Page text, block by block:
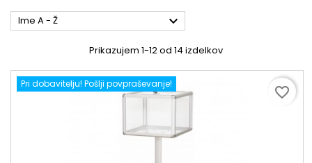
Ime A - Ž 
Prikazujem 1-12 od 14 izdelkov
Pri dobavitelju! Pošlji povpraševanje!
favorite_border